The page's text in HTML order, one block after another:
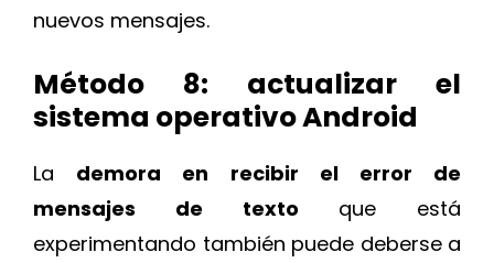
nuevos mensajes.
Método 8: actualizar el
sistema operativo Android
La demora en recibir el error de
mensajes de texto que está
experimentando también puede deberse a